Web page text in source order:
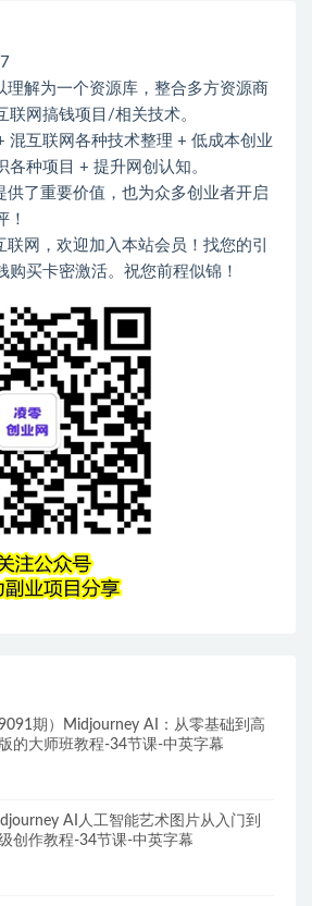
解为一个资源库，整合多方资源商
联网搞钱项目/相关技术。
混互联网各种技术整理 + 低成本创业
各种项目 + 提升网创认知。
了重要价值，也为众多创业者开启
！
网，欢迎加入本站会员！找您的引
购买卡密激活。祝您前程似锦！
9091期）Midjourney AI：从零基础到高
的大师班教程-34节课-中英字幕
AI人工智能艺术图片从入门到
创作教程-34节课-中英字幕